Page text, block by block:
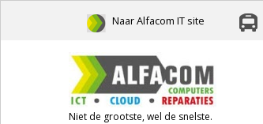
Naar Alfacom IT site
Niet de grootste, wel de snelste.